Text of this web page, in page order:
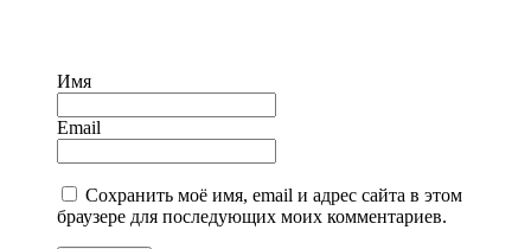
Имя
Email
Сохранить моё имя, email и адрес сайта в этом
браузере для последующих моих комментариев.